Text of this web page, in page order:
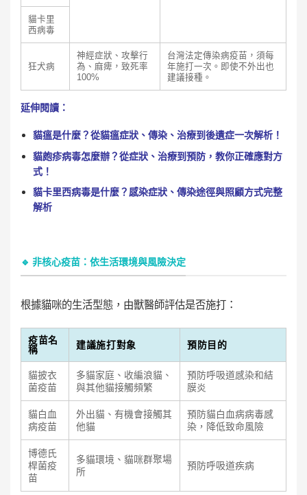
貓卡里
西病毒
狂犬病
神經症狀、攻擊行
為、麻痺，致死率
100%
台灣法定傳染病疫苗，須每
年施打一次。即使不外出也
建議接種。
延伸閱讀：
貓瘟是什麼？從貓瘟症狀、傳染、治療到後遺症一次解析！
貓皰疹病毒怎麼辦？從症狀、治療到預防，教你正確應對方
式！
貓卡里西病毒是什麼？感染症狀、傳染途徑與照顧方式完整
解析
🔹 非核心疫苗：依生活環境與風險決定
根據貓咪的生活型態，由獸醫師評估是否施打：
疫苗名
稱
建議施打對象 預防目的
貓披衣
菌疫苗
多貓家庭、收編浪貓、
與其他貓接觸頻繁
預防呼吸道感染和結
膜炎
貓白血
病疫苗
外出貓、有機會接觸其
他貓
預防貓白血病病毒感
染，降低致命風險
博德氏
桿菌疫
苗
多貓環境、貓咪群聚場
所
預防呼吸道疾病